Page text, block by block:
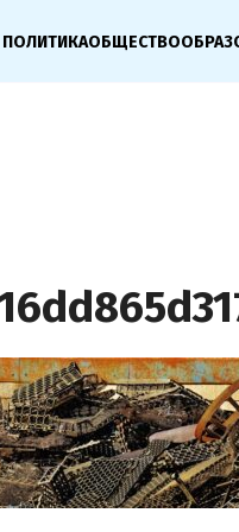
ПОЛИТИКАОБЩЕСТВО